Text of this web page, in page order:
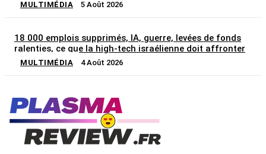
MULTIMÉDIA 5 Août 2026
18 000 emplois supprimés, IA, guerre, levées de fonds
ralenties, ce que la high-tech israélienne doit affronter
MULTIMÉDIA 4 Août 2026